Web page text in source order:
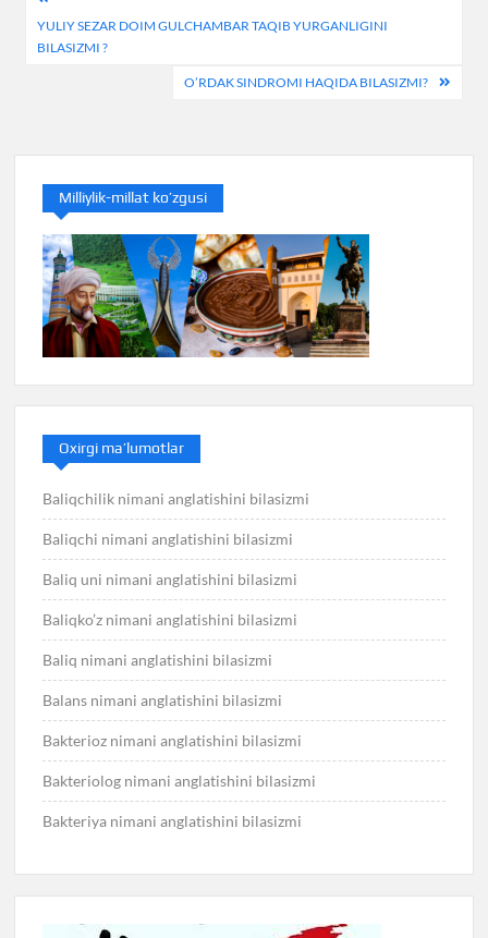
menyusi
YULIY SEZAR DOIM GULCHAMBAR TAQIB YURGANLIGINI
BILASIZMI ?
O’RDAK SINDROMI HAQIDA BILASIZMI?
Milliylik-millat ko’zgusi
Oxirgi ma’lumotlar
Baliqchilik nimani anglatishini bilasizmi
Baliqchi nimani anglatishini bilasizmi
Baliq uni nimani anglatishini bilasizmi
Baliqko’z nimani anglatishini bilasizmi
Baliq nimani anglatishini bilasizmi
Balans nimani anglatishini bilasizmi
Bakterioz nimani anglatishini bilasizmi
Bakteriolog nimani anglatishini bilasizmi
Bakteriya nimani anglatishini bilasizmi